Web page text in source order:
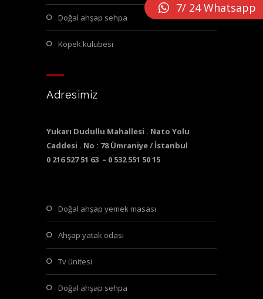
doğal ahşap sehpa
köpek kulubesi
Adresimiz
Yukarı Dudullu Mahallesi . Nato Yolu
Caddesi . No : 78 Ümraniye / İstanbul
0 216 527 51 63 – 0 532 551 50 15
doğal ahşap yemek masası
ahşap yatak odası
tv ünitesi
doğal ahşap sehpa
7/ 24 Whatsapp